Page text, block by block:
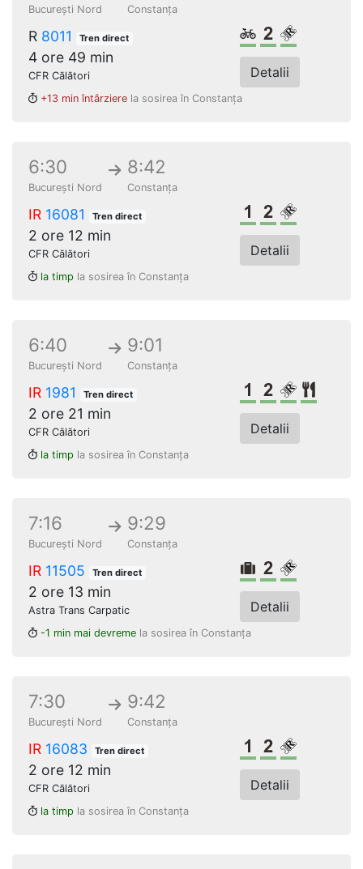
București Nord Constanța
R 8011 Tren direct
4 ore 49 min
CFR Călători
Biciclete
Clasa a 2-a
Loc
Detalii
+13 min întârziere la sosirea în Constanța
6:30
București Nord
8:42
Constanța
IR 16081 Tren direct
2 ore 12 min
CFR Călători
Clasa 1Clasa a 2-a
Loc
Detalii
la timp la sosirea în Constanța
6:40
București Nord
9:01
Constanța
IR 1981 Tren direct
2 ore 21 min
CFR Călători
Clasa 1
Clasa a 2-a
Loc
Detalii
la timp la sosirea în Constanța
7:16
București Nord
9:29
Constanța
IR 11505 Tren direct
2 ore 13 min
Astra Trans Carpatic
Bagaje
Clasa a 2-a
Loc
Detalii
-1 min mai devreme la sosirea în Constanța
7:30
București Nord
9:42
Constanța
IR 16083 Tren direct
2 ore 12 min
CFR Călători
Clasa 1Clasa a 2-a
Loc
Detalii
la timp la sosirea în Constanța